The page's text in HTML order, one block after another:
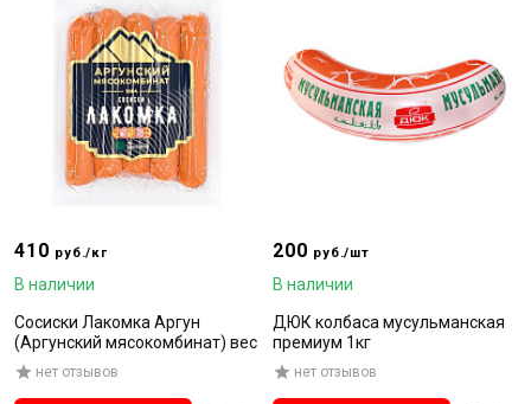
410 руб./кг
В наличии
Сосиски Лакомка Аргун
(Аргунский мясокомбинат) вес
нет отзывов
200 руб./шт
В наличии
ДЮК колбаса мусульманская
премиум 1кг
нет отзывов